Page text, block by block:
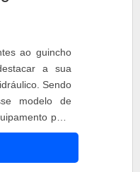
ao guincho
a sua
Sendo
modelo de
para
alta qualidade.
pesado O
em inúmeros